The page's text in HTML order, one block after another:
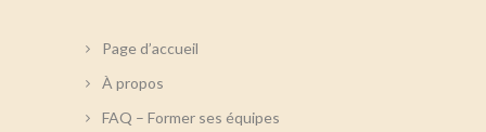
Page d’accueil
À propos
FAQ – Former ses équipes